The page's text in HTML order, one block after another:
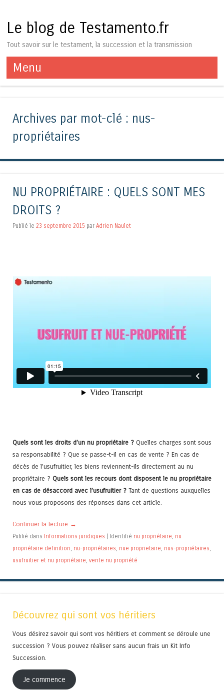
Le blog de Testamento.fr
Tout savoir sur le testament, la succession et la transmission
Menu
Aller au contenu
Archives par mot-clé : nus-
propriétaires
NU PROPRIÉTAIRE : QUELS SONT MES
DROITS ?
Publié le 23 septembre 2015 par Adrien Naulet
Quels sont les droits d’un nu propriétaire ? Quelles charges sont sous
sa responsabilité ? Que se passe-t-il en cas de vente ? En cas de
décès de l’usufruitier, les biens reviennent-ils directement au nu
propriétaire ? Quels sont les recours dont disposent le nu propriétaire
en cas de désaccord avec l’usufruitier ? Tant de questions auxquelles
nous vous proposons des réponses dans cet article.
Continuer la lecture →
Publié dans Informations juridiques Identifié nu propriétaire, nu
propriétaire definition, nu-propriétaires, nue proprietaire, nus-propriétaires,
usufruitier et nu propriétaire, vente nu propriété
Découvrez qui sont vos héritiers
Vous désirez savoir qui sont vos héritiers et comment se déroule une
succession ? Vous pouvez réaliser sans aucun frais un Kit Info
Succession.
Je commence